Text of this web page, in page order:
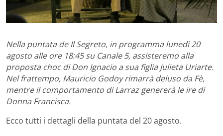
Nella puntata de Il Segreto, in programma lunedì 20
agosto alle ore 18:45 su Canale 5, assisteremo alla
proposta choc di Don Ignacio a sua figlia Julieta Uriarte.
Nel frattempo, Mauricio Godoy rimarrà deluso da Fè,
mentre il comportamento di Larraz genererà le ire di
Donna Francisca.
Ecco tutti i dettagli della puntata del 20 agosto.